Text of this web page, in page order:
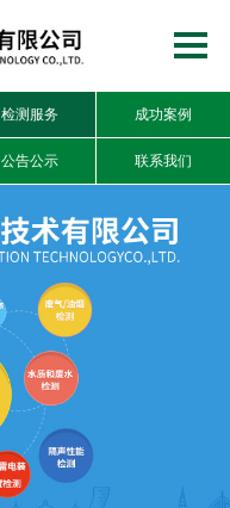
检测服务 成功案例
公告公示 联系我们